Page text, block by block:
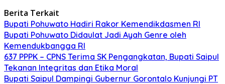
Berita Terkait
Bupati Pohuwato Hadiri Rakor Kemendikdasmen RI
Bupati Pohuwato Didaulat Jadi Ayah Genre oleh
Kemendukbangga RI
637 PPPK – CPNS Terima SK Pengangkatan, Bupati Saipul
Tekanan Integritas dan Etika Moral
Bupati Saipul Dampingi Gubernur Gorontalo Kunjungi PT